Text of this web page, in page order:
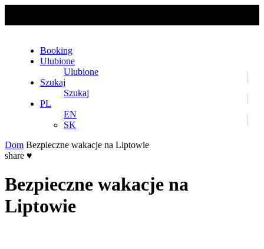
Booking
Ulubione
Ulubione
Szukaj
Szukaj
PL
EN
SK
Dom Bezpieczne wakacje na Liptowie
share ♥
Bezpieczne wakacje na
Liptowie